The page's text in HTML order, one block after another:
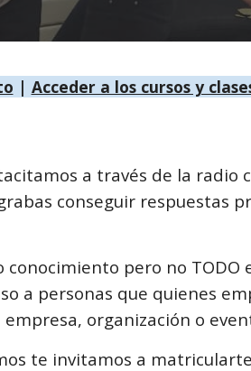
| Acceder a los cursos y
a través de la radio
conseguir respuestas
pero no
a personas que quienes
organización o
te invitamos a